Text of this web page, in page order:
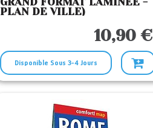
PLAN DE VILLE)
10,90 €
Disponible Sous 3-4 Jours